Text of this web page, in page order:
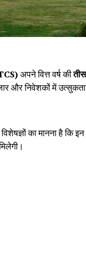
अपने वित्त वर्ष की
और निवेशकों में
का मानना है कि